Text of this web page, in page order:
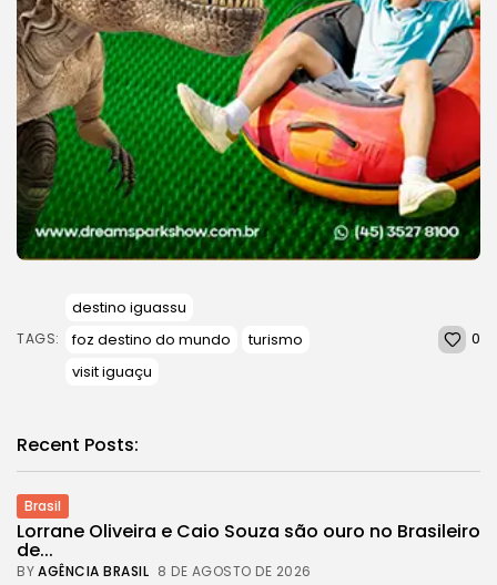
TAGS:
destino iguassu
foz destino do mundo
turismo
visit iguaçu
0
Recent Posts:
Brasil
Lorrane Oliveira e Caio Souza são ouro no Brasileiro
de...
BYAGÊNCIA BRASIL 8 DE AGOSTO DE 2026